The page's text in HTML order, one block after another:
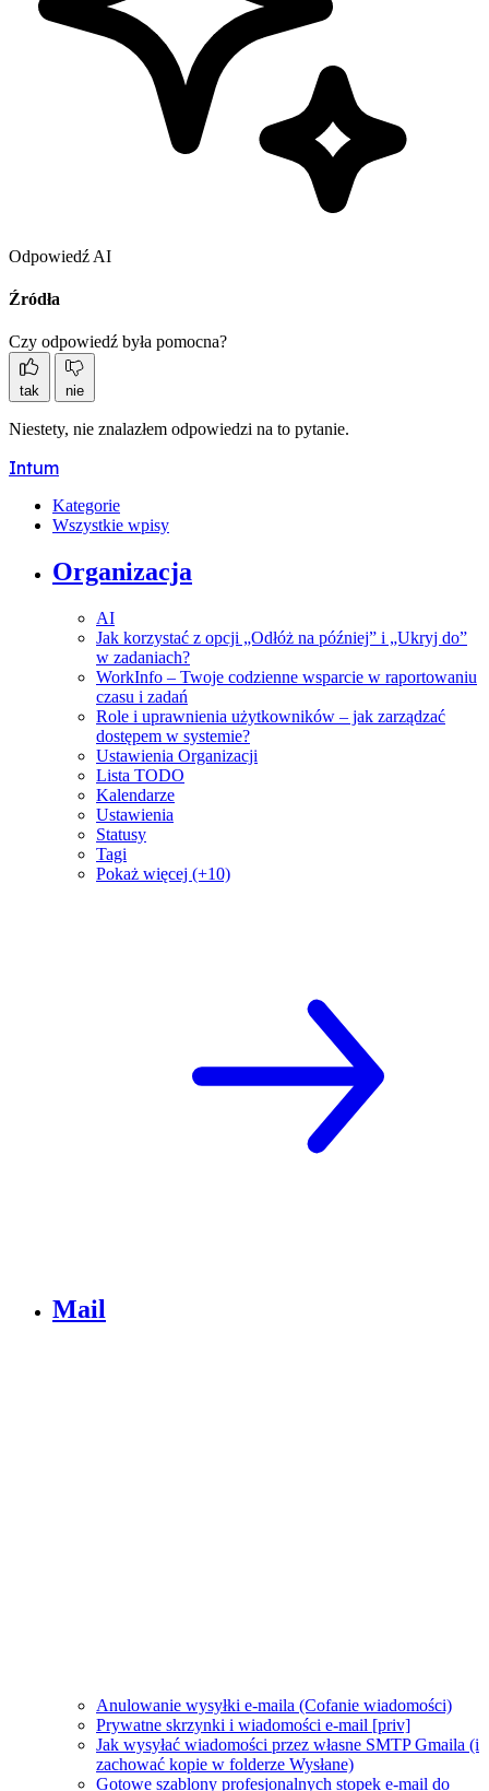
Odpowiedź AI
Źródła
Czy odpowiedź była pomocna?
tak nie
Niestety, nie znalazłem odpowiedzi na to pytanie.
Intum
Kategorie
Wszystkie wpisy
Organizacja
AI
Jak korzystać z opcji „Odłóż na później” i „Ukryj do”
w zadaniach?
WorkInfo – Twoje codzienne wsparcie w raportowaniu
czasu i zadań
Role i uprawnienia użytkowników – jak zarządzać
dostępem w systemie?
Ustawienia Organizacji
Lista TODO
Kalendarze
Ustawienia
Statusy
Tagi
Pokaż więcej (+10)
Mail
Anulowanie wysyłki e-maila (Cofanie wiadomości)
Prywatne skrzynki i wiadomości e-mail [priv]
Jak wysyłać wiadomości przez własne SMTP Gmaila (i
zachować kopie w folderze Wysłane)
Gotowe szablony profesjonalnych stopek e-mail do